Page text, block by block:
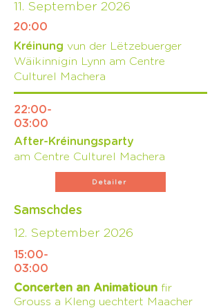
11. September 2026
20:00
Kréinung vun der Lëtzebuerger
Wäikinnigin Lynn am Centre
Culturel Machera
22:00-
03:00
After-Kréinungsparty
am Centre Culturel Machera
Detailer
Samschdes
12. September 2026
15:00-
03:00
Concerten an Animatioun fir
Grouss a Kleng uechtert Maacher